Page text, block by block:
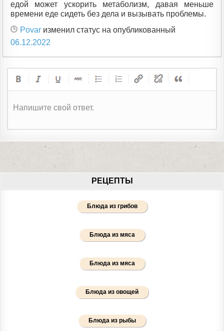
едой может ускорить метаболизм, давая меньше
времени еде сидеть без дела и вызывать проблемы.
Povar изменил статус на опубликованный
06.12.2022
Напишите свой ответ.
РЕЦЕПТЫ
Блюда из грибов
Блюда из мяса
Блюда из мяса
Блюда из овощей
Блюда из рыбы